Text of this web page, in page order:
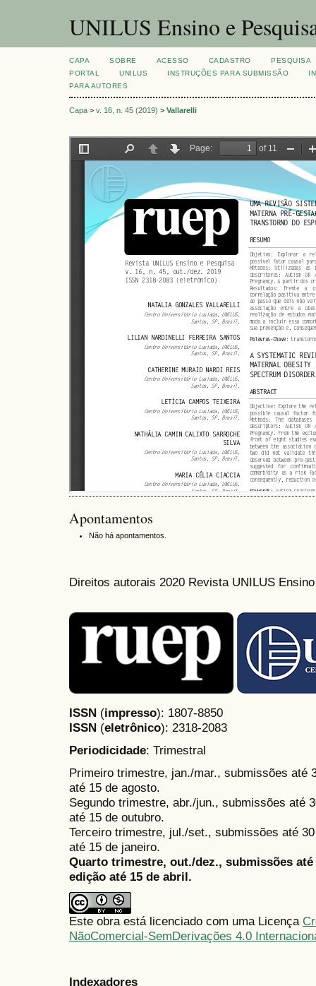
UNILUS Ensino e
CAPA SOBRE ACESSO CADASTRO
PESQUISA
PORTAL
UNILUS INSTRUÇÕES PARA SUBMISSÃO
PARA AUTORES
Capa > v. 16, n. 45 (2019) > Vallarelli
Apontamentos
Não há apontamentos.
Direitos autorais 2020 Revista UNILUS
ISSN (impresso): 1807-8850
ISSN (eletrônico): 2318-2083
Periodicidade: Trimestral
Primeiro trimestre, jan./mar., submissões até
até 15 de agosto.
Segundo trimestre, abr./jun., submissões até
até 15 de outubro.
Terceiro trimestre, jul./set., submissões até
até 15 de janeiro.
Quarto trimestre, out./dez., submissões
edição até 15 de abril.
Este obra está licenciado com uma Licença
NãoComercial-SemDerivações 4.0
Indexadores